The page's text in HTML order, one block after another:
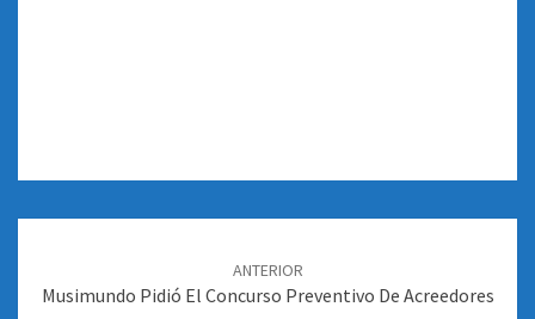
entradas
ANTERIOR
Musimundo Pidió El Concurso Preventivo De Acreedores